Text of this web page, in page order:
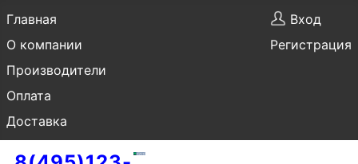
Главная
О компании
Производители
Оплата
Доставка
Вход
Регистрация